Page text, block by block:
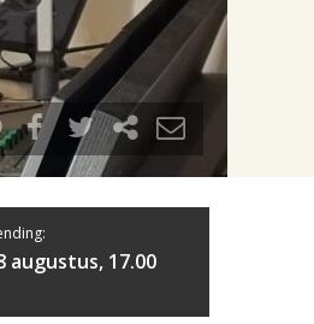
augustus, 17.00